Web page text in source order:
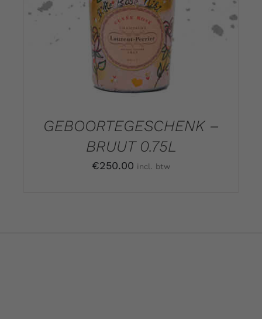
GEBOORTEGESCHENK –
BRUUT 0.75L
€250.00 incl. btw